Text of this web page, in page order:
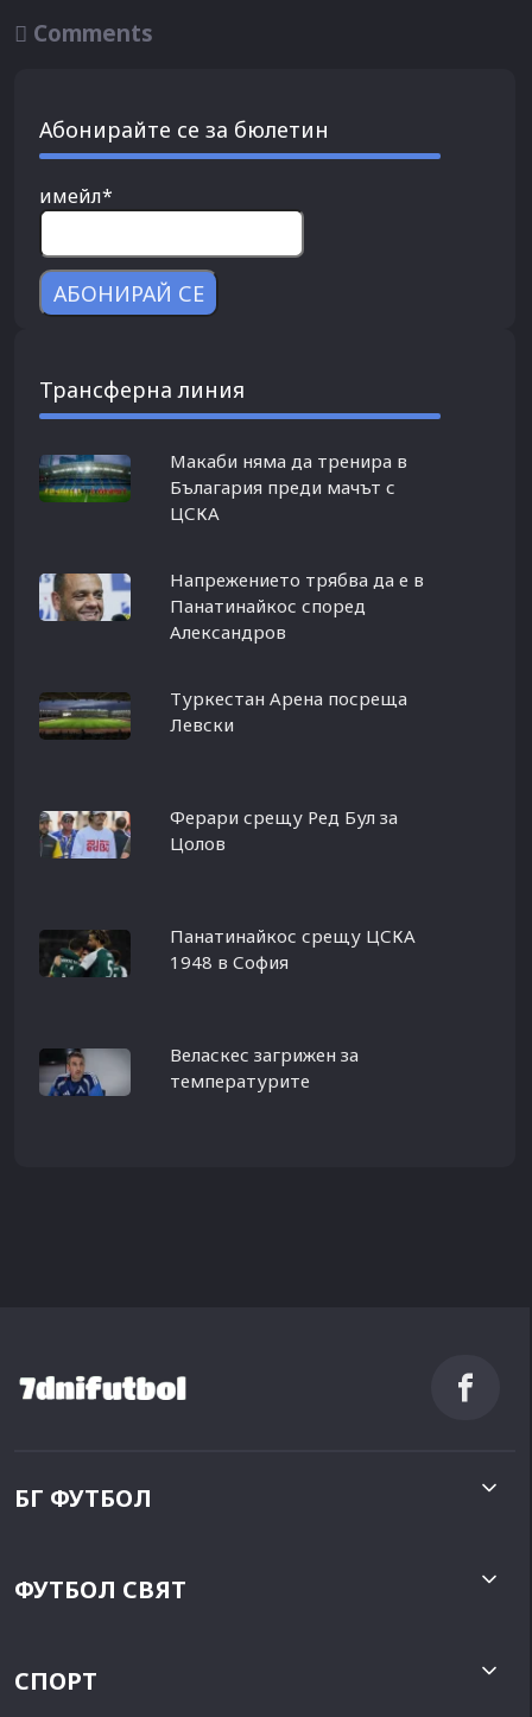
 Comments
Абонирайте се за бюлетин
имейл*
Трансферна линия
Макаби няма да тренира в
Бълагария преди мачът с
ЦСКА
Напрежението трябва да е в
Панатинайкос според
Александров
Туркестан Арена посреща
Левски
Ферари срещу Ред Бул за
Цолов
Панатинайкос срещу ЦСКА
1948 в София
Веласкес загрижен за
температурите
БГ ФУТБОЛ
ФУТБОЛ СВЯТ
СПОРТ